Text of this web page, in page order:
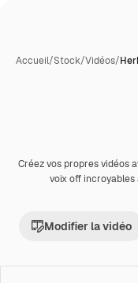
Accueil/Stock/Vidéos/
Premium
Créez vos propres vidéos
voix off incroyables
Modifier la vidéo